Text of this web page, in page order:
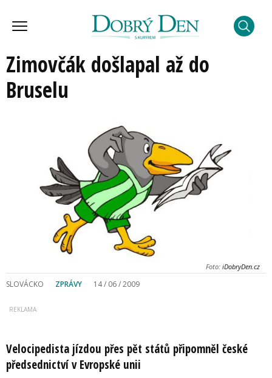
Zimovčák došlapal až do
Bruselu
Foto: iDobryDen.cz
SLOVÁCKO ZPRÁVY 14 / 06 / 2009
Velocipedista jízdou přes pět států připomněl české
předsednictví v Evropské unii